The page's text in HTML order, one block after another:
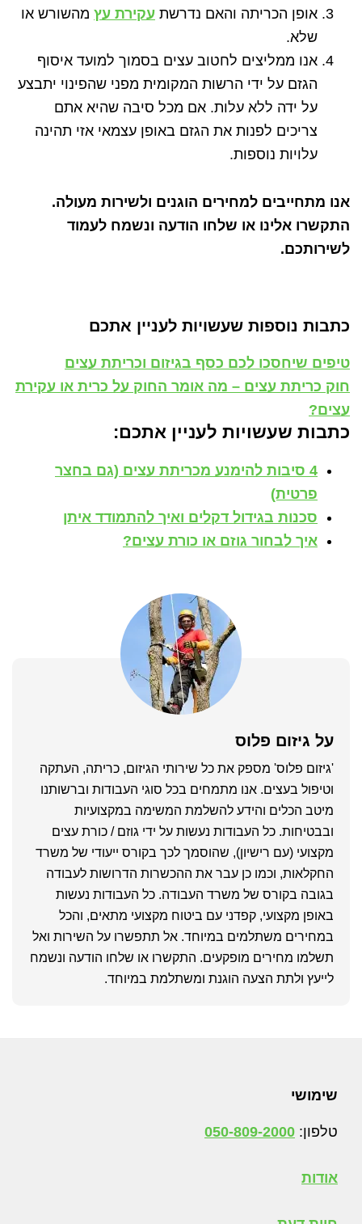
אופן הכריתה והאם נדרשתעקירת עץמהשורש או
שלא.
אנו ממליצים לחטוב עצים בסמוך למועד איסוף
הגזם על ידי הרשות המקומית מפני שהפינוי יתבצע
על ידה ללא עלות. אם מכל סיבה שהיא אתם
צריכים לפנות את הגזם באופן עצמאי אזי תהינה
עלויות נוספות.
אנו מתחייבים למחירים הוגנים ולשירות מעולה.
התקשרו אלינו או שלחו הודעה ונשמח לעמוד
לשירותכם.
כתבות נוספות שעשויות לעניין אתכם
טיפים שיחסכו לכם כסף בגיזום וכריתת עצים
חוק כריתת עצים – מה אומר החוק על כרית או עקירת
עצים?
כתבות שעשויות לעניין אתכם:
4 סיבות להימנע מכריתת עצים (גם בחצר
פרטית)
סכנות בגידול דקלים ואיך להתמודד איתן
איך לבחור גוזם או כורת עצים?
על גיזום פלוס
'גיזום פלוס' מספק את כל שירותי הגיזום, כריתה, העתקה
וטיפול בעצים. אנו מתמחים בכל סוגי העבודות וברשותנו
מיטב הכלים והידע להשלמת המשימה במקצועיות
ובבטיחות. כל העבודות נעשות על ידי גוזם / כורת עצים
מקצועי (עם רישיון), שהוסמך לכך בקורס ייעודי של משרד
החקלאות, וכמו כן עבר את ההכשרות הדרושות לעבודה
בגובה בקורס של משרד העבודה. כל העבודות נעשות
באופן מקצועי, קפדני עם ביטוח מקצועי מתאים, והכל
במחירים משתלמים במיוחד. אל תתפשרו על השירות ואל
תשלמו מחירים מופקעים. התקשרו או שלחו הודעה ונשמח
לייעץ ולתת הצעה הוגנת ומשתלמת במיוחד.
שימושי
טלפון: 050-809-2000
אודות